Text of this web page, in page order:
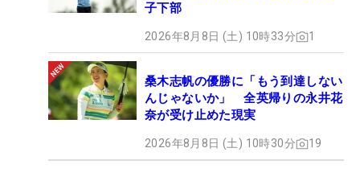
子下部
2026年8月8日 (土) 10時33分 1
桑木志帆の優勝に「もう到達しない
んじゃないか」 全英帰りの永井花
奈が受け止めた現実
2026年8月8日 (土) 10時30分 19